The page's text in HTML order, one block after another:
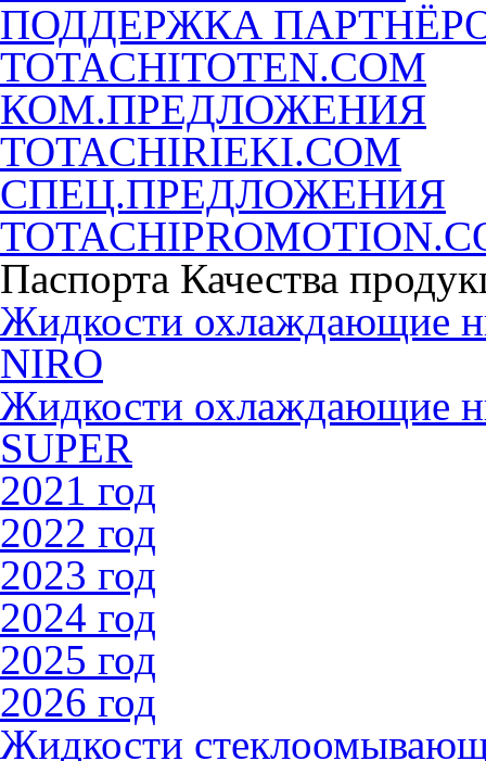
ПОДДЕРЖКА
TOTACHITOTEN.COM
КОМ.ПРЕДЛОЖЕНИЯ
TOTACHIRIEKI.COM
СПЕЦ.ПРЕДЛОЖЕНИЯ
Паспорта Качества
Жидкости охлаждающие
NIRO
Жидкости охлаждающие
SUPER
2021 год
2022 год
2023 год
2024 год
2025 год
2026 год
Жидкости